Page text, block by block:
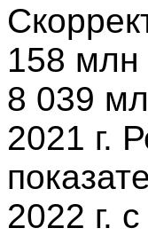
158
8 039
2021 г.
2022 г.